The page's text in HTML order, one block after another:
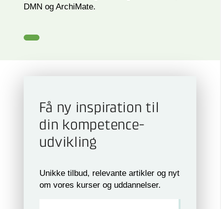
DMN og ArchiMate.
Få ny inspiration til
din kompetence­
udvikling
Unikke tilbud, relevante artikler og nyt
om vores kurser og uddannelser.